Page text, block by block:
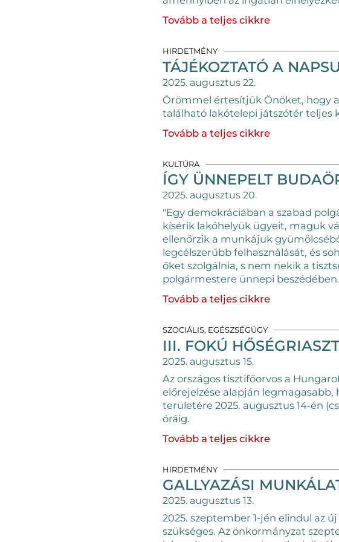
Tovább a teljes cikkre
HIRDETMÉNY
TÁJÉKOZTATÓ A
2025. augusztus 22.
Örömmel értesítjük Önöket, hogy
található lakótelepi játszótér teljes
Tovább a teljes cikkre
KULTÚRA
ÍGY ÜNNEPELT
2025. augusztus 20.
"Egy demokráciában a szabad
kísérik lakóhelyük ügyeit, maguk
ellenőrzik a munkájuk
legcélszerűbb felhasználását, és
őket szolgálnia, s nem nekik a
polgármestere ünnepi beszédében.
Tovább a teljes cikkre
SZOCIÁLIS, EGÉSZSÉGÜGY
III. FOKÚ
2025. augusztus 15.
Az országos tisztifőorvos a
előrejelzése alapján legmagasabb,
területére 2025. augusztus 14-én
óráig.
Tovább a teljes cikkre
HIRDETMÉNY
GALLYAZÁSI
2025. augusztus 13.
2025. szeptember 1-jén elindul az
szükséges. Az önkormányzat